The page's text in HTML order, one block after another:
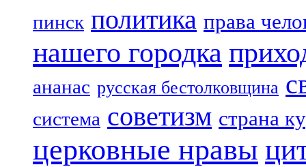
пинск политика права
нашего городка
ананас русская бестолковщина
система советизм страна
церковные нравы